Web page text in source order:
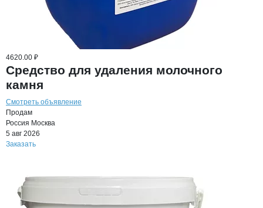
4620.00 ₽
Средство для удаления молочного
камня
Смотреть объявление
Продам
Россия Москва
5 авг 2026
Заказать